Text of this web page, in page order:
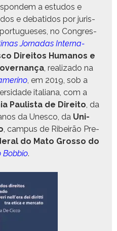
a estu­dos e
e debati­dos por juris­
no Con­gres­
Jor­nadas Inter­na­
Dire­itos Humanos e
, real­iza­do na
, em 2019, sob a
ital­iana, com a
Paulista de Dire­ito, da
da Unesco, da Uni­
, cam­pus de Ribeirão Pre­
do Mato Grosso do
Bob­bio.